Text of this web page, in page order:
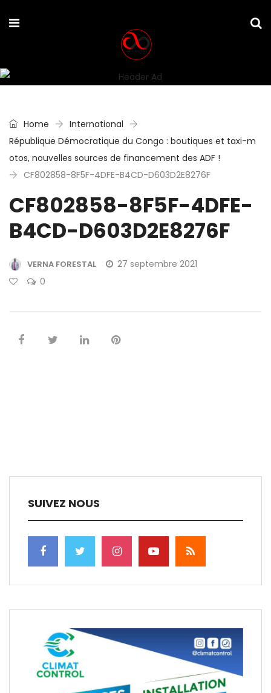
Home
International
République Démocratique du Congo : boutiques et taxi-m
otos, nouvelles sources de financement des ADF !
CF802858-8F5F-4DFE-B4CD-D603D2E8276F
CF802858-8F5F-4DFE-
B4CD-D603D2E8276F
VERNA FORESTAL
27 septembre 2021
0
SUIVEZ NOUS